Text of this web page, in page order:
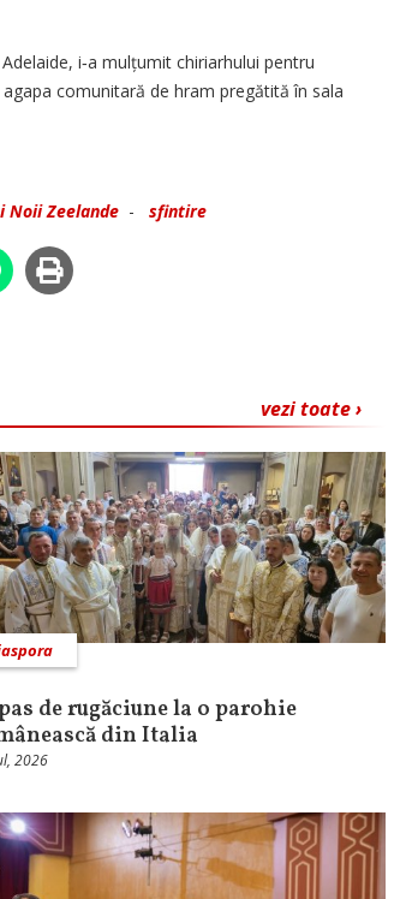
i‑a mulțumit chiriarhului pentru
comunitară de hram pregătită în sala
Noii Zeelande - sfintire
vezi toate ›
de rugăciune la o parohie
din Italia
2026